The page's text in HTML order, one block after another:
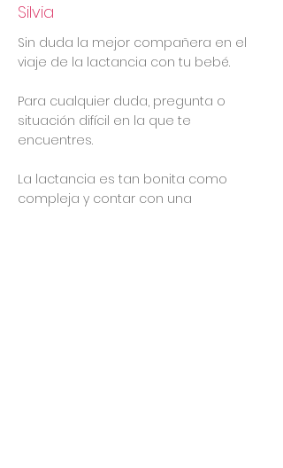
Silvia
Sin duda la mejor compañera en el
viaje de la lactancia con tu bebé.
Para cualquier duda, pregunta o
situación difícil en la que te
encuentres.
La lactancia es tan bonita como
compleja y contar con una